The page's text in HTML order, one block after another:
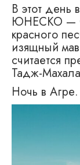
В этот день
ЮНЕСКО —
красного
изящный
считается
Тадж-
Ночь в Агре.